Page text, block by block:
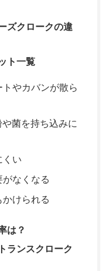
ズクロークの違
ト一覧
やカバンが散ら
菌を持ち込みに
い
なくなる
けられる
は？
ランスクローク